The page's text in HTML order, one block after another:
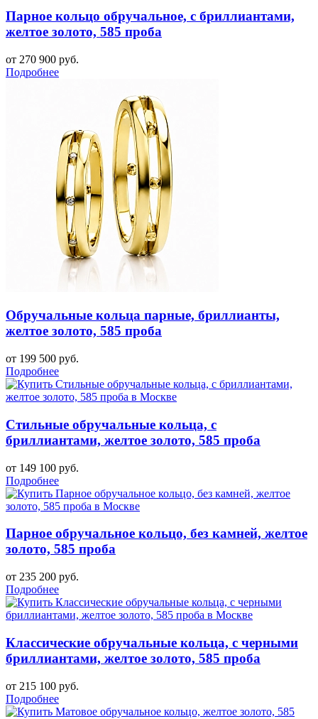
Парное кольцо обручальное, с бриллиантами,
желтое золото, 585 проба
от 270 900 руб.
Подробнее
Обручальные кольца парные, бриллианты,
желтое золото, 585 проба
от 199 500 руб.
Подробнее
Стильные обручальные кольца, с
бриллиантами, желтое золото, 585 проба
от 149 100 руб.
Подробнее
Парное обручальное кольцо, без камней, желтое
золото, 585 проба
от 235 200 руб.
Подробнее
Классические обручальные кольца, с черными
бриллиантами, желтое золото, 585 проба
от 215 100 руб.
Подробнее